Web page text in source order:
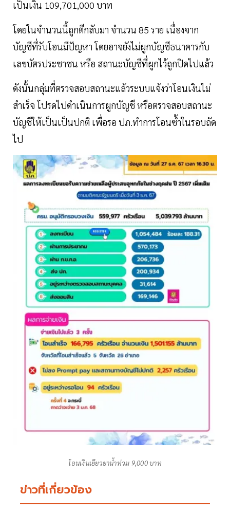
เป็นเงิน 109,701,000 บาท
โดยในจำนวนนี้ถูกตีกลับมา จำนวน 85 ราย เนื่องจาก
บัญชีที่รับโอนมีปัญหา โดยอาจยังไม่ผูกบัญชีธนาคารกับ
เลขบัตรประชาชน หรือ สถานะบัญชีที่ผูกไว้ถูกปิดไปแล้ว
ดังนั้นกลุ่มที่ตรวจสอบสถานะแล้วระบบแจ้งว่าโอนเงินไม่
สำเร็จ โปรดไปดำเนินการผูกบัญชี หรือตรวจสอบสถานะ
บัญชีให้เป็นเป็นปกติ เพื่อรอ ปภ.ทำการโอนซ้ำในรอบถัด
ไป
โอนเงินเยียวยาน้ำท่วม 9,000 บาท
ข่าวที่เกี่ยวข้อง